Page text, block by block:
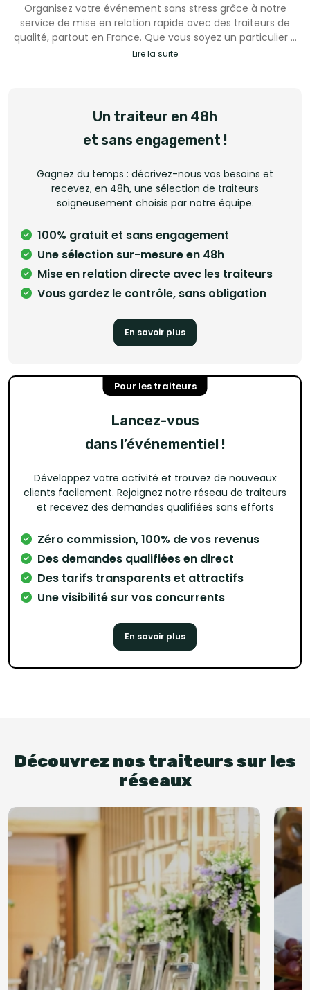
Organisez votre événement sans stress grâce à notre
service de mise en relation rapide avec des traiteurs de
qualité, partout en France. Que vous soyez un particulier à
la recherche d’un traiteur ou un professionnel souhaitant
demandes qualifiées et sans commission. Simple, rapide,
sans engagement.
Lire la suite
Un traiteur en 48h
et sans engagement !
Gagnez du temps : décrivez-nous vos besoins et
recevez, en 48h, une sélection de traiteurs
soigneusement choisis par notre équipe.
100% gratuit et sans engagement
Une sélection sur-mesure en 48h
Mise en relation directe avec les traiteurs
Vous gardez le contrôle, sans obligation
En savoir plus
Pour les traiteurs
Lancez-vous
dans l’événementiel !
Développez votre activité et trouvez de nouveaux
clients facilement. Rejoignez notre réseau de traiteurs
et recevez des demandes qualifiées sans efforts
Zéro commission, 100% de vos revenus
Des demandes qualifiées en direct
Des tarifs transparents et attractifs
Une visibilité sur vos concurrents
En savoir plus
Découvrez nos traiteurs sur les
réseaux